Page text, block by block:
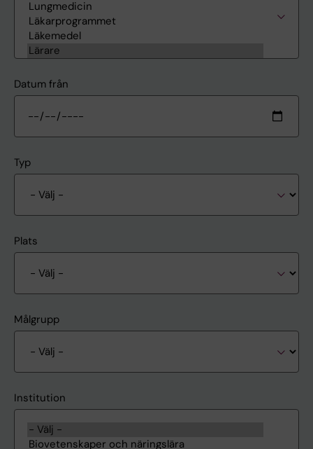
Datum från
Typ
Plats
Målgrupp
Institution